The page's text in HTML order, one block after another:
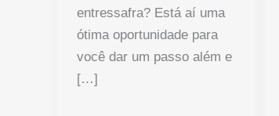
entressafra? Está aí uma
ótima oportunidade para
você dar um passo além e
[…]